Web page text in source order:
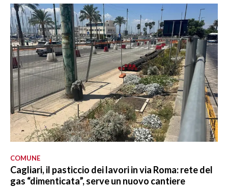
COMUNE
Cagliari, il pasticcio dei lavori in via Roma: rete del
gas “dimenticata”, serve un nuovo cantiere